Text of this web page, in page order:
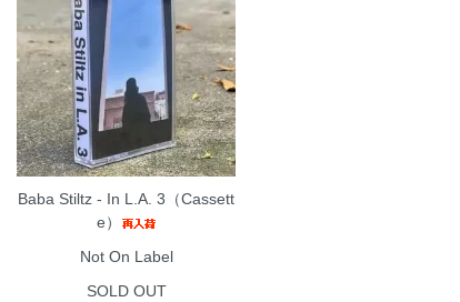
Baba Stiltz - In L.A. 3（Cassett
e）
Not On Label
SOLD OUT